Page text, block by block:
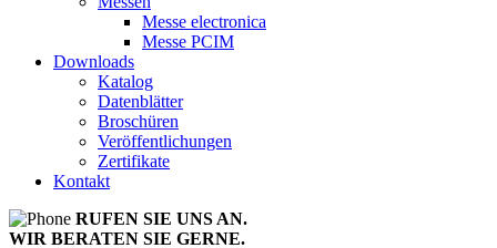
Messe electronica
Messe PCIM
Downloads
Katalog
Datenblätter
Broschüren
Veröffentlichungen
Zertifikate
Kontakt
RUFEN SIE UNS AN.
WIR BERATEN SIE GERNE.